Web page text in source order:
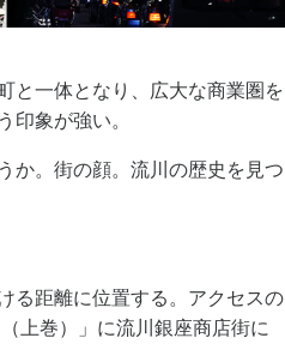
と一体となり、広大な商業圏を
印象が強い。
か。街の顔。流川の歴史を見つ
る距離に位置する。アクセスの
上巻）」に流川銀座商店街に